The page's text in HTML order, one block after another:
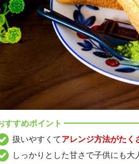
すすめポイント
扱いやすくてアレンジ方法がたく
しっかりとした甘さで子供にも大